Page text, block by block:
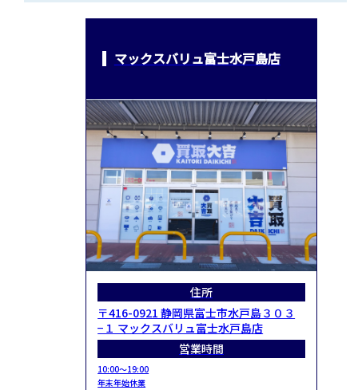
マックスバリュ富士水戸島店
住所
〒416-0921 静岡県富士市水戸島３０３
−１ マックスバリュ富士水戸島店
営業時間
10:00～19:00
年末年始休業